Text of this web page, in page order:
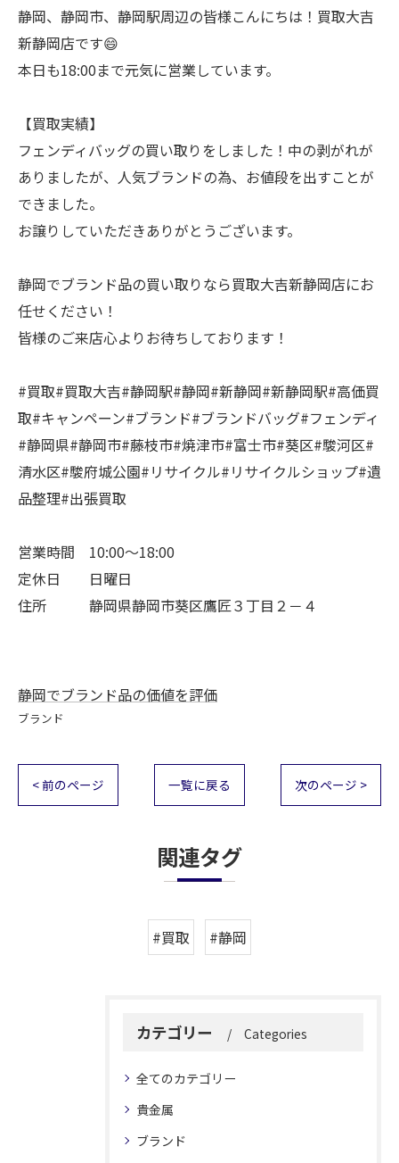
静岡、静岡市、静岡駅周辺の皆様こんにちは！買取大吉
新静岡店です😄
本日も18:00まで元気に営業しています。
【買取実績】
フェンディバッグの買い取りをしました！中の剥がれが
ありましたが、人気ブランドの為、お値段を出すことが
できました。
お譲りしていただきありがとうございます。
静岡でブランド品の買い取りなら買取大吉新静岡店にお
任せください！
皆様のご来店心よりお待ちしております！
#買取#買取大吉#静岡駅#静岡#新静岡#新静岡駅#高価買
取#キャンペーン#ブランド#ブランドバッグ#フェンディ
#静岡県#静岡市#藤枝市#焼津市#富士市#葵区#駿河区#
清水区#駿府城公園#リサイクル#リサイクルショップ#遺
品整理#出張買取
営業時間 10:00～18:00
定休日 日曜日
住所 静岡県静岡市葵区鷹匠３丁目２－４
静岡でブランド品の価値を評価
ブランド
< 前のページ 一覧に戻る 次のページ >
関連タグ
#買取 #静岡
カテゴリー Categories
全てのカテゴリー
貴金属
ブランド